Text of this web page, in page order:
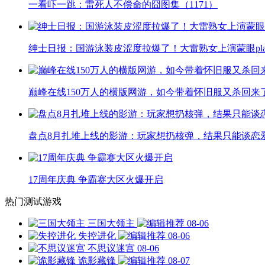
一看吓一跳：雷死人不偿命的囧图集（1171）
绅士日报：国游泳装皮涩度拉爆了！大雷熟女上演蒙眼
巅峰在线150万人的横版网游，如今带着怀旧服又杀回来
盘点8月扎堆上线的影游：玩家想扔核弹，结果只能谈恋
17周年庆典 争霸赛大区火爆开启
热门测试游戏
三国大领主
08-06
失控进化
08-06
不思议迷宫 08-06
诡影藏锋
08-07